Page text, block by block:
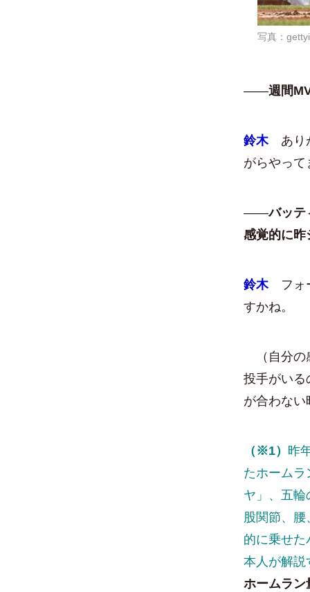
写真：
――週間
鈴木あり
がらやっ
――バッテ
感覚的に昨
鈴木 フォ
すかね。
（自分の
投手がいる
が合わない
（※1） 昨
たホーム
ヤ」、五
股関節、
的に乗せ
本人が解説
ホームラン